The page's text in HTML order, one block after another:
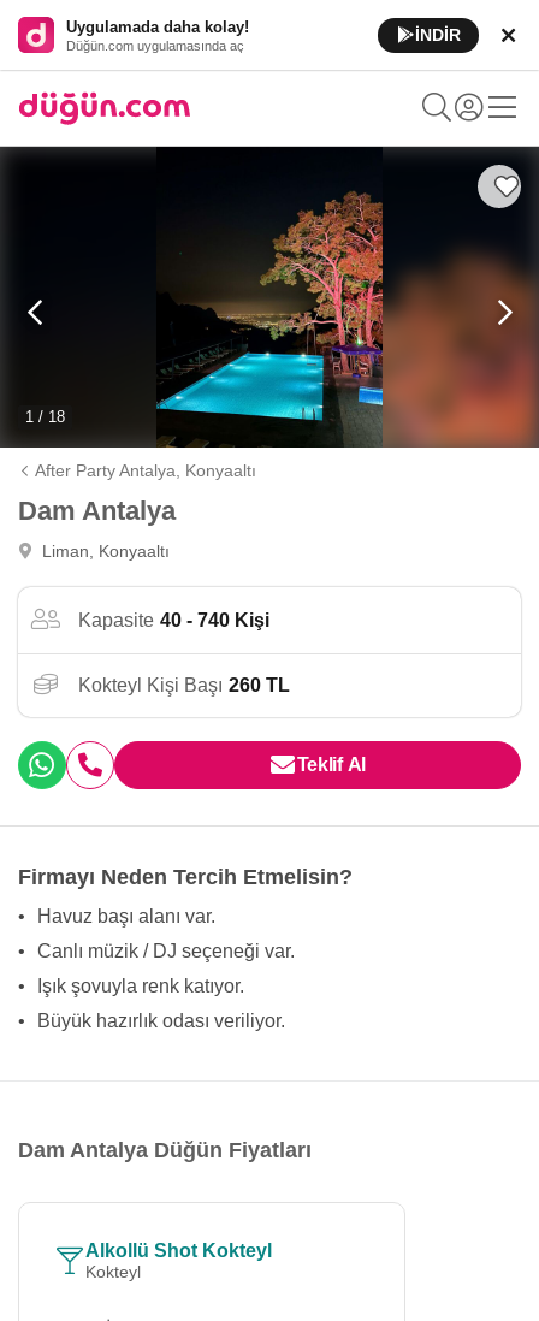
Uygulamada daha kolay!
Düğün.com uygulamasında aç
İNDİR
1 / 18
After Party Antalya, Konyaaltı
Dam Antalya
Liman, Konyaaltı
Kapasite 40 - 740 Kişi
Kokteyl Kişi Başı 260 TL
Teklif Al
Firmayı Neden Tercih Etmelisin?
•
Havuz başı alanı var.
•
Canlı müzik / DJ seçeneği var.
•
Işık şovuyla renk katıyor.
•
Büyük hazırlık odası veriliyor.
Dam Antalya Düğün Fiyatları
Alkollü Shot Kokteyl
Kokteyl